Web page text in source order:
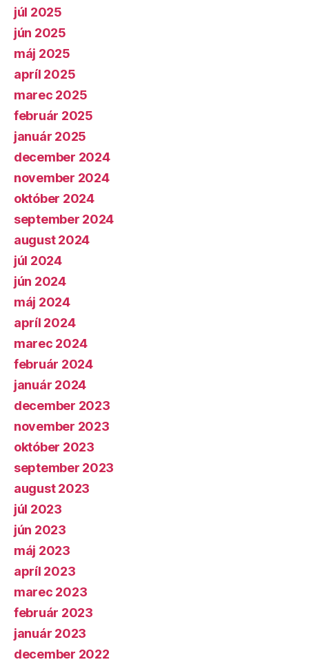
júl 2025
jún 2025
máj 2025
apríl 2025
marec 2025
február 2025
január 2025
december 2024
november 2024
október 2024
september 2024
august 2024
júl 2024
jún 2024
máj 2024
apríl 2024
marec 2024
február 2024
január 2024
december 2023
november 2023
október 2023
september 2023
august 2023
júl 2023
jún 2023
máj 2023
apríl 2023
marec 2023
február 2023
január 2023
december 2022